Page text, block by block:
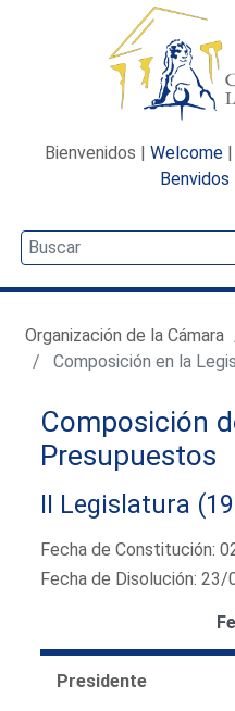
Bienvenidos | Welcome |
Benvidos
Organización de la Cámara
Composición en la
Composición
Presupuestos
II Legislatura
Fecha de Constitución:
Fecha de Disolución:
Presidente